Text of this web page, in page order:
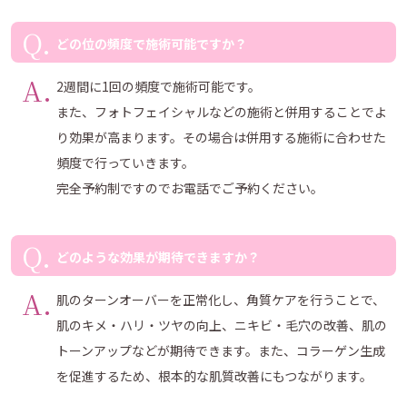
どの位の頻度で施術可能ですか？
2週間に1回の頻度で施術可能です。
また、フォトフェイシャルなどの施術と併用することでよ
り効果が高まります。その場合は併用する施術に合わせた
頻度で行っていきます。
完全予約制ですのでお電話でご予約ください。
どのような効果が期待できますか？
肌のターンオーバーを正常化し、角質ケアを行うことで、
肌のキメ・ハリ・ツヤの向上、ニキビ・毛穴の改善、肌の
トーンアップなどが期待できます。また、コラーゲン生成
を促進するため、根本的な肌質改善にもつながります。